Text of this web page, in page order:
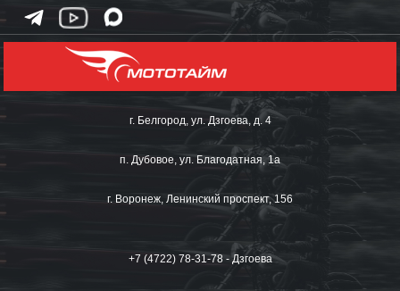
г. Белгород, ул. Дзгоева, д. 4
п. Дубовое, ул. Благодатная, 1а
г. Воронеж, Ленинский проспект, 156
+7 (4722) 78-31-78 - Дзгоева